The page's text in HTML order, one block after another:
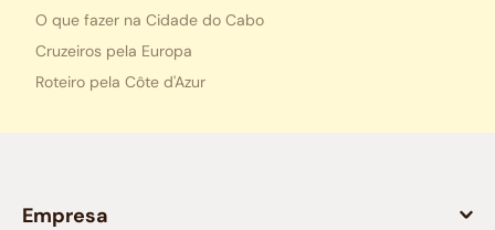
O que fazer na Cidade do Cabo
Cruzeiros pela Europa
Roteiro pela Côte d'Azur
Empresa